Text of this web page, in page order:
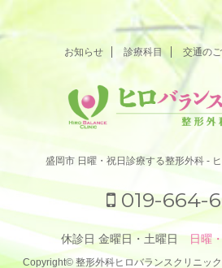
お知らせ 診療科目 交通の
盛岡市 日曜・祝日診療する整形外科 -
019-664-
休診日 金曜日・土曜日日曜
Copyright© 整形外科ヒロバランスクリニッ